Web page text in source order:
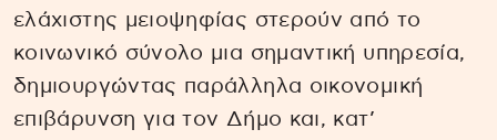
ελάχιστης μειοψηφίας στερούν από το
κοινωνικό σύνολο μια σημαντική υπηρεσία,
δημιουργώντας παράλληλα οικονομική
επιβάρυνση για τον Δήμο και, κατ’